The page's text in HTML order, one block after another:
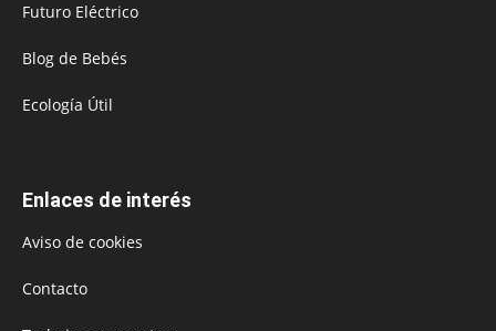
Futuro Eléctrico
Blog de Bebés
Ecología Útil
Enlaces de interés
Aviso de cookies
Contacto